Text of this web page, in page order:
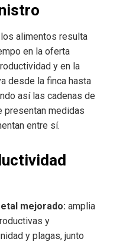
alimentos resulta
en la oferta
y en la
desde la finca hasta
así las cadenas de
presentan medidas
entre sí.
mejorado: amplia
y
y plagas, junto